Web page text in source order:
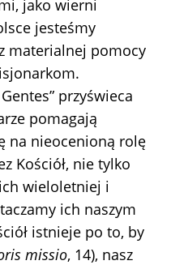
jako wierni
jesteśmy
materialnej pomocy
przyświeca
pomagają
na nieocenioną rolę
Kościół, nie tylko
wieloletniej i
ich naszym
istnieje po to, by
missio, 14), nasz